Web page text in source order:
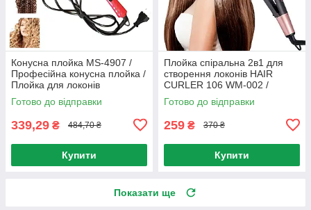
Конусна плойка MS-4907 /
Професійна конусна плойка /
Плойка для локонів
Готово до відправки
339,29 ₴ 484,70 ₴
Купити
Плойка спіральна 2в1 для
створення локонів HAIR
CURLER 106 WM-002 /
Спіральний випрямляч для
волосся
Готово до відправки
259 ₴ 370 ₴
Купити
Показати ще